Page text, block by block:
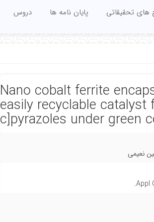
تحقیقاتی پایان نامه ها دروس
Nano cobalt ferrite
easily recyclable
c]pyrazoles under green
نعیمی
Appl